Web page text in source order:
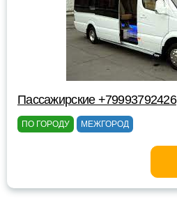
Пассажирские +79993792426
ПО ГОРОДУ МЕЖГОРОД